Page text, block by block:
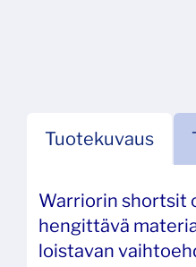
Tuotekuvaus
Warriorin shortsit
hengittävä
loistavan